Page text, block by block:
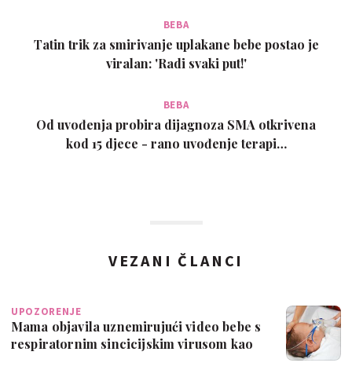
BEBA
Tatin trik za smirivanje uplakane bebe postao je
viralan: 'Radi svaki put!'
BEBA
Od uvođenja probira dijagnoza SMA otkrivena
kod 15 djece - rano uvođenje terapi…
VEZANI ČLANCI
UPOZORENJE
Mama objavila uznemirujući video bebe s
respiratornim sincicijskim virusom kao